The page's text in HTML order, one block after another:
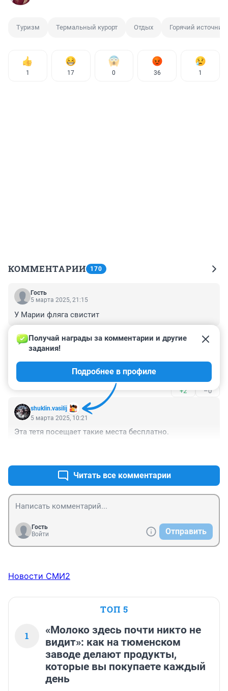
Туризм Термальный курорт Отдых Горячий источник
1 17 0 36 1
КОММЕНТАРИИ 170
Гость
5 марта 2025, 21:15
У Марии фляга свистит
–0
Гость
Любители урино ван на этом источнике
+2 –0
shuklin.vasilij
Получай награды за комментарии и другие
задания!
Подробнее в профиле
5 марта 2025, 10:21
Эта тетя посещает такие места бесплатно.
Читать все комментарии
Гость
Войти
Отправить
Новости СМИ2
ТОП 5
1
«Молоко здесь почти никто не
видит»: как на тюменском
заводе делают продукты,
которые вы покупаете каждый
день